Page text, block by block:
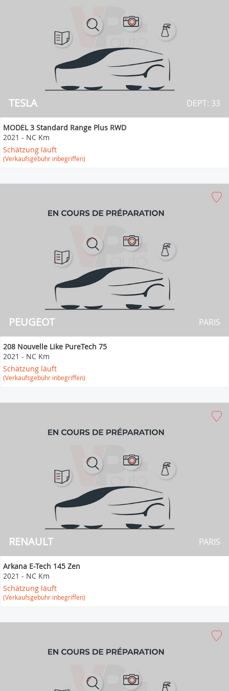
TESLA DEPT: 33
MODEL 3 Standard Range Plus RWD
2021 - NC Km
Schätzung läuft
(Verkaufsgebühr inbegriffen)
PEUGEOT PARIS
208 Nouvelle Like PureTech 75
2021 - NC Km
Schätzung läuft
(Verkaufsgebühr inbegriffen)
RENAULT PARIS
Arkana E-Tech 145 Zen
2021 - NC Km
Schätzung läuft
(Verkaufsgebühr inbegriffen)